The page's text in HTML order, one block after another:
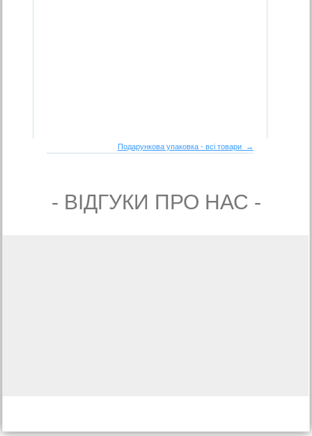
Подарункова упаковка - всі товари →
- ВIДГУКИ ПРО НАС -